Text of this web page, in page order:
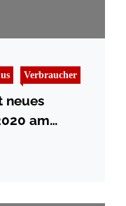
Verbraucher
neues
am